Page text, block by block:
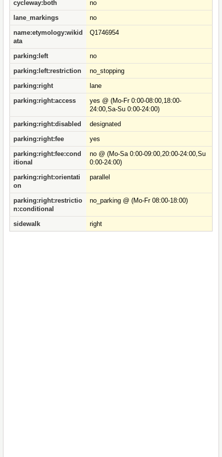
cycleway:both
no
lane_markings
no
name:etymology:wikid
ata
Q1746954
parking:left
no
parking:left:restriction
no_stopping
parking:right
lane
parking:right:access
yes @ (Mo-Fr 0:00-08:00,18:00-
24:00,Sa-Su 0:00-24:00)
parking:right:disabled
designated
parking:right:fee
yes
parking:right:fee:cond
itional
no @ (Mo-Sa 0:00-09:00,20:00-24:00,Su
0:00-24:00)
parking:right:orientati
on
parallel
parking:right:restrictio
n:conditional
no_parking @ (Mo-Fr 08:00-18:00)
sidewalk right